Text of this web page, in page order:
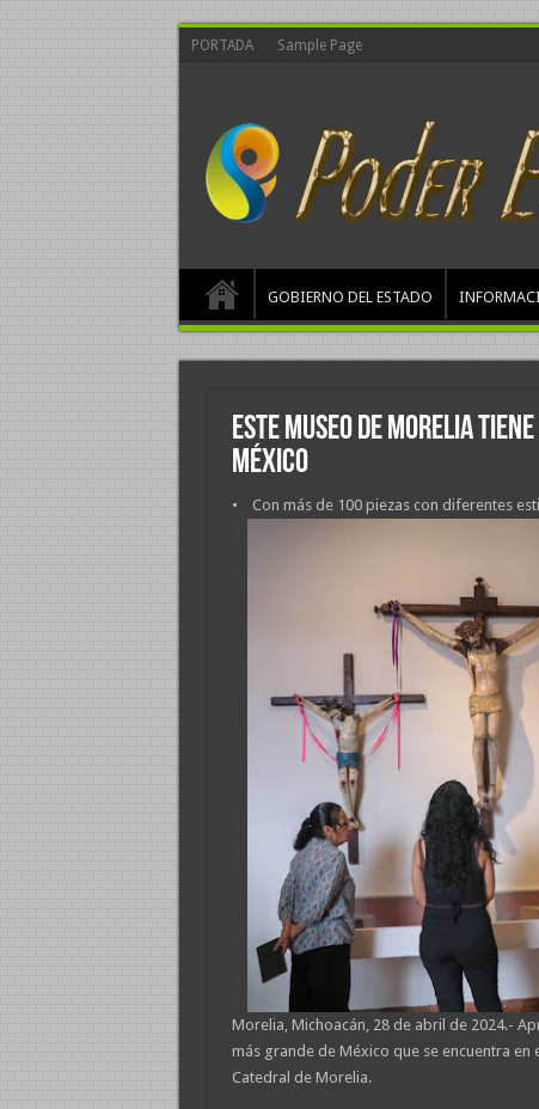
PORTADA Sample Page
GOBIERNO DEL ESTADO
Este museo de Morelia
México
• Con más de 100 piezas con diferentes
Morelia, Michoacán, 28 de abril de 2024.-
más grande de México que se encuentra en
Catedral de Morelia.